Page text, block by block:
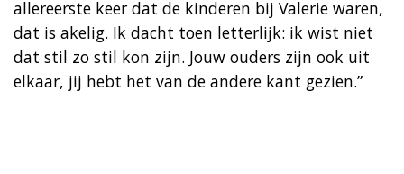
allereerste keer dat de kinderen bij Valerie waren,
dat is akelig. Ik dacht toen letterlijk: ik wist niet
dat stil zo stil kon zijn. Jouw ouders zijn ook uit
elkaar, jij hebt het van de andere kant gezien.”